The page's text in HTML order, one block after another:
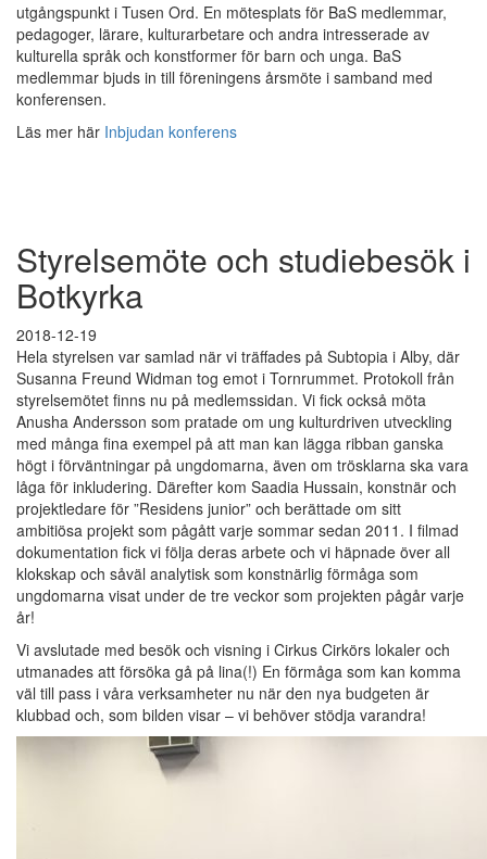
utgångspunkt i Tusen Ord. En mötesplats för BaS medlemmar,
pedagoger, lärare, kulturarbetare och andra intresserade av
kulturella språk och konstformer för barn och unga. BaS
medlemmar bjuds in till föreningens årsmöte i samband med
konferensen.
Läs mer här Inbjudan konferens
Styrelsemöte och studiebesök i
Botkyrka
2018-12-19
Hela styrelsen var samlad när vi träffades på Subtopia i Alby, där
Susanna Freund Widman tog emot i Tornrummet. Protokoll från
styrelsemötet finns nu på medlemssidan. Vi fick också möta
Anusha Andersson som pratade om ung kulturdriven utveckling
med många fina exempel på att man kan lägga ribban ganska
högt i förväntningar på ungdomarna, även om trösklarna ska vara
låga för inkludering. Därefter kom Saadia Hussain, konstnär och
projektledare för ”Residens junior” och berättade om sitt
ambitiösa projekt som pågått varje sommar sedan 2011. I filmad
dokumentation fick vi följa deras arbete och vi häpnade över all
klokskap och såväl analytisk som konstnärlig förmåga som
ungdomarna visat under de tre veckor som projekten pågår varje
år!
Vi avslutade med besök och visning i Cirkus Cirkörs lokaler och
utmanades att försöka gå på lina(!) En förmåga som kan komma
väl till pass i våra verksamheter nu när den nya budgeten är
klubbad och, som bilden visar – vi behöver stödja varandra!